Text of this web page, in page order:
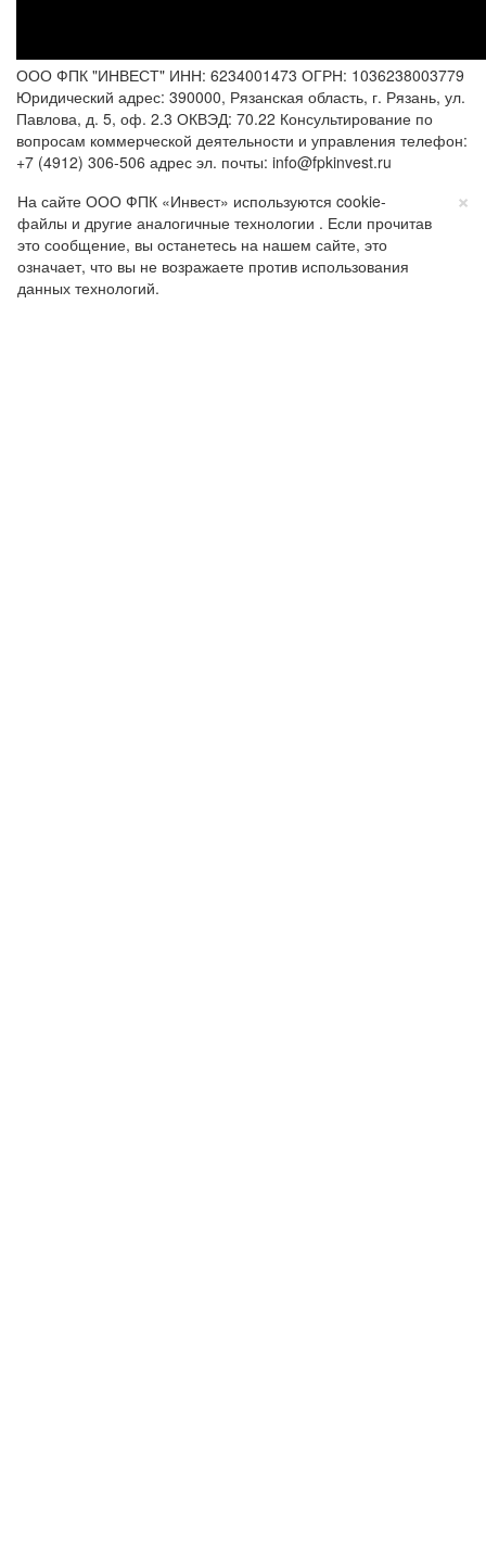
ООО ФПК "ИНВЕСТ" ИНН: 6234001473 ОГРН: 1036238003779
Юридический адрес: 390000, Рязанская область, г. Рязань, ул.
Павлова, д. 5, оф. 2.3 ОКВЭД: 70.22 Консультирование по
вопросам коммерческой деятельности и управления телефон:
+7 (4912) 306-506 адрес эл. почты: info@fpkinvest.ru
×
На сайте ООО ФПК «Инвест» используются cookie-
файлы и другие аналогичные технологии . Если прочитав
это сообщение, вы останетесь на нашем сайте, это
означает, что вы не возражаете против использования
данных технологий.